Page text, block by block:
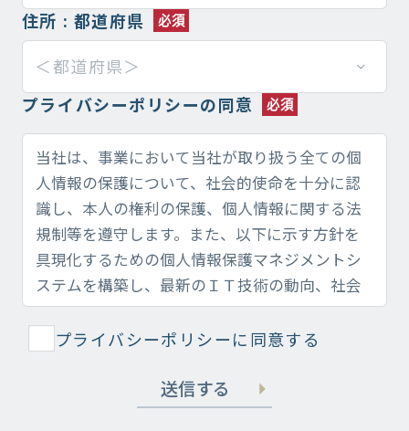
住所 : 都道府県
プライバシーポリシーの同意
プライバシーポリシーに同意する
送信する